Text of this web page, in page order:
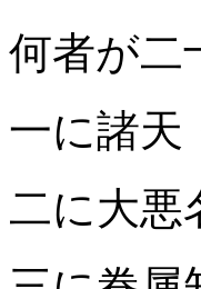
何者が二
一に諸天
二に大悪